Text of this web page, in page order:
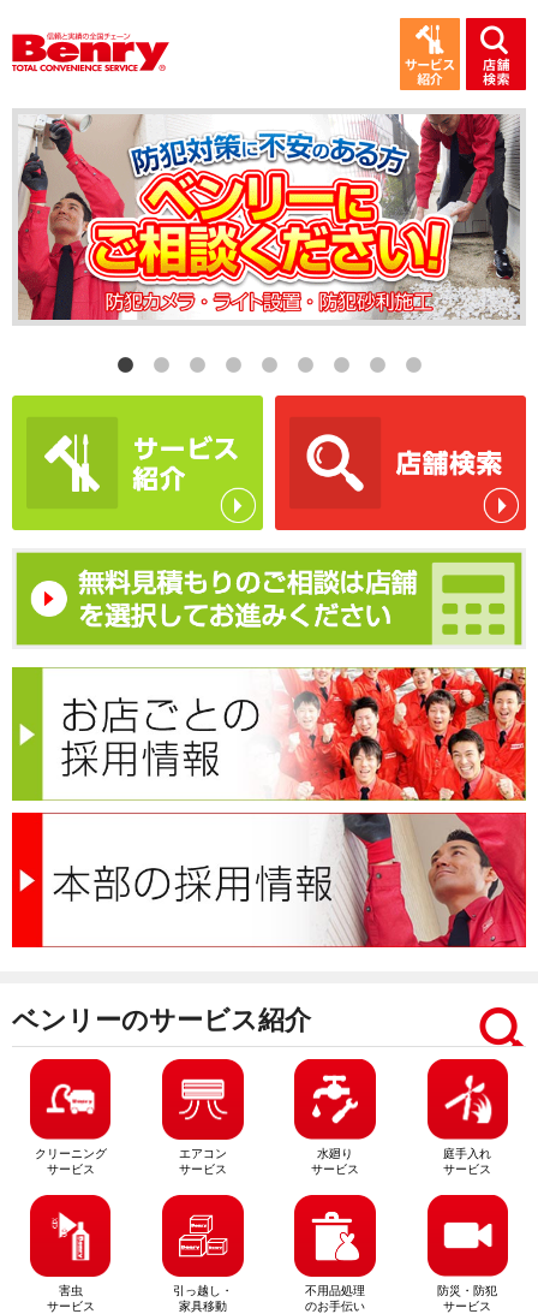
ベンリーのサービス紹介
クリーニング
サービス
エアコン
サービス
水廻り
サービス
庭手入れ
サービス
害虫
サービス
引っ越し・
家具移動
不用品処理
のお手伝い
防災・防犯
サービス